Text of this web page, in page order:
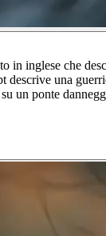
in inglese che
descrive una
un ponte